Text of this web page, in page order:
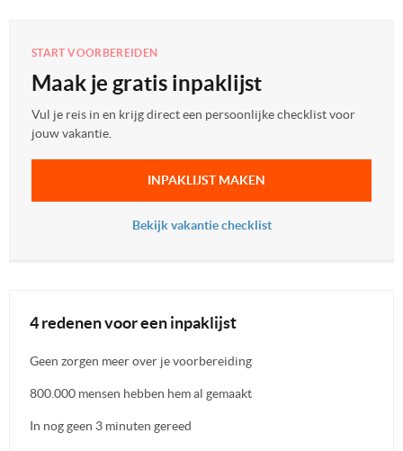
START VOORBEREIDEN
Maak je gratis inpaklijst
Vul je reis in en krijg direct een persoonlijke checklist voor
jouw vakantie.
INPAKLIJST MAKEN
Bekijk vakantie checklist
4 redenen voor een inpaklijst
Geen zorgen meer over je voorbereiding
800.000 mensen hebben hem al gemaakt
In nog geen 3 minuten gereed